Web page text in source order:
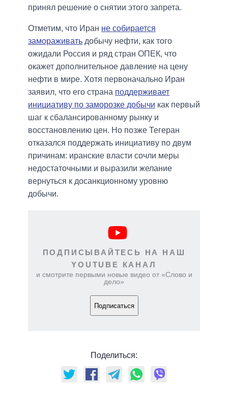
принял решение о снятии этого запрета.
Отметим, что Иран не собирается
замораживать добычу нефти, как того
ожидали Россия и ряд стран ОПЕК, что
окажет дополнительное давление на цену
нефти в мире. Хотя первоначально Иран
заявил, что его страна поддерживает
инициативу по заморозке добычи как первый
шаг к сбалансированному рынку и
восстановлению цен. Но позже Тегеран
отказался поддержать инициативу по двум
причинам: иранские власти сочли меры
недостаточными и выразили желание
вернуться к досанкционному уровню
добычи.
ПОДПИСЫВАЙТЕСЬ НА НАШ
YOUTUBE КАНАЛ
и смотрите первыми новые видео от «Слово и
дело»
Подписаться
Поделиться: